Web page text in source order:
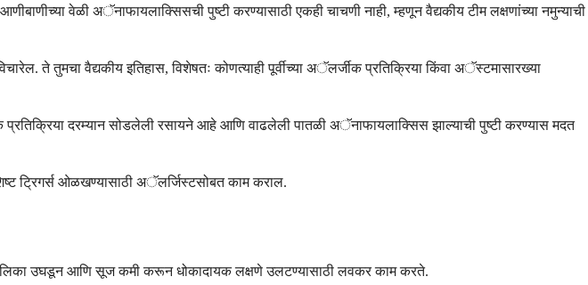
वेळी अॅनाफायलाक्सिसची पुष्टी करण्यासाठी एकही चाचणी नाही, म्हणून वैद्यकीय टीम लक्षणांच्या नमुन्याची
ते तुमचा वैद्यकीय इतिहास, विशेषतः कोणत्याही पूर्वीच्या अॅलर्जीक प्रतिक्रिया किंवा अॅस्टमासारख्या
दरम्यान सोडलेली रसायने आहे आणि वाढलेली पातळी अॅनाफायलाक्सिस झाल्याची पुष्टी करण्यास मदत
ट्रिगर्स ओळखण्यासाठी अॅलर्जिस्टसोबत काम कराल.
उघडून आणि सूज कमी करून धोकादायक लक्षणे उलटण्यासाठी लवकर काम करते.